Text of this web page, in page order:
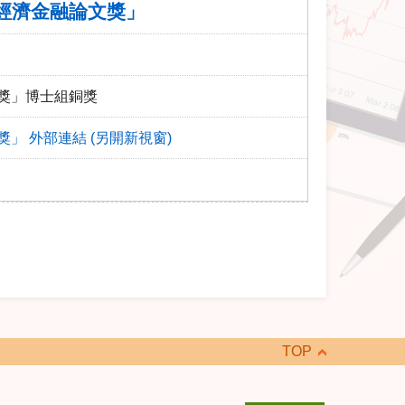
金融論文獎」
」博士組銅獎
」 外部連結 (另開新視窗)
TOP